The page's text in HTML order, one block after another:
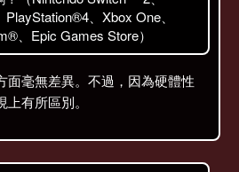
、Xbox One、
、Epic Games Store）
面毫無差異。不過，因為硬體性
有所區別。